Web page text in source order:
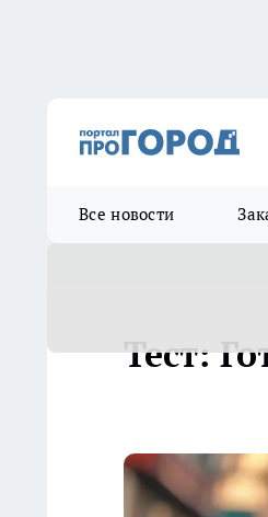
Все новости
Тест: